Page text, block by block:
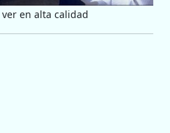
en alta calidad